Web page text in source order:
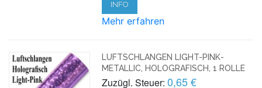
INFO
Mehr erfahren
LUFTSCHLANGEN LIGHT-PINK-
METALLIC, HOLOGRAFISCH, 1 ROLLE
Zuzügl. Steuer: 0,65 €